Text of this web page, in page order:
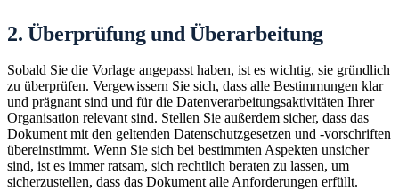
2. Überprüfung und Überarbeitung
Sobald Sie die Vorlage angepasst haben, ist es wichtig, sie gründlich
zu überprüfen. Vergewissern Sie sich, dass alle Bestimmungen klar
und prägnant sind und für die Datenverarbeitungsaktivitäten Ihrer
Organisation relevant sind. Stellen Sie außerdem sicher, dass das
Dokument mit den geltenden Datenschutzgesetzen und -vorschriften
übereinstimmt. Wenn Sie sich bei bestimmten Aspekten unsicher
sind, ist es immer ratsam, sich rechtlich beraten zu lassen, um
sicherzustellen, dass das Dokument alle Anforderungen erfüllt.